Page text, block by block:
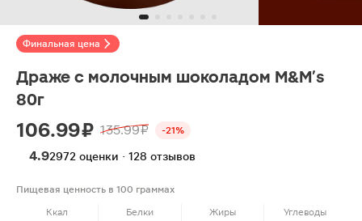
Финальная цена
Драже c молочным шоколадом M&M's
80г
106.99 ₽ 135.99 ₽ -21%
4.92972 оценки · 128 отзывов
Пищевая ценность в 100 граммах
Ккал
Белки Жиры Углеводы